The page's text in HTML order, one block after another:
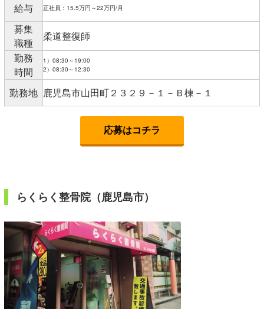
給与 正社員：15.5万円～22万円/月
募集
職種
柔道整復師
勤務
時間
1）08:30～19:00
2）08:30～12:30
勤務地 鹿児島市山田町２３２９－１－Ｂ棟－１
応募はコチラ
らくらく整骨院（鹿児島市）